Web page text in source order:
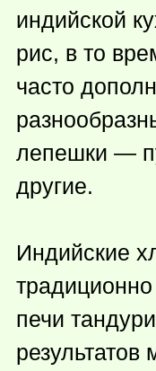
индийской
рис, в то
часто
лепешки —
другие.
Индийские
печи